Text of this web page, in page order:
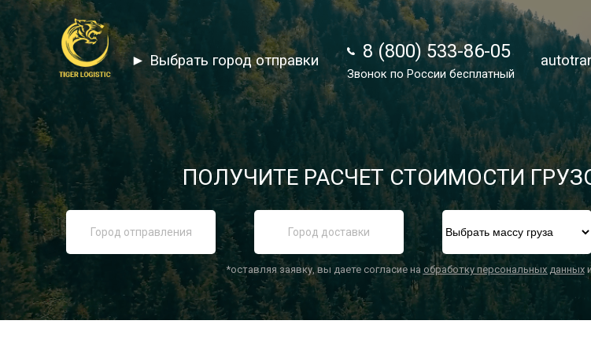
8 (800) 533-86-05
Звонок по России бесплатный
► Выбрать город отправки 8 (800) 533-86-05
Звонок по России бесплатный
ПОЛУЧИТЕ РАСЧЕТ СТОИМОСТИ
*оставляя заявку, вы даете согласие на обработку персональных данных